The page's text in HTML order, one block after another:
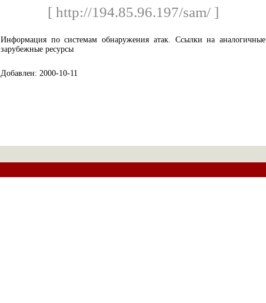
[ http://194.85.96.197/sam/ ]
Информация по системам обнаружения атак. Ссылки на аналогичные
зарубежные ресурсы
Добавлен: 2000-10-11